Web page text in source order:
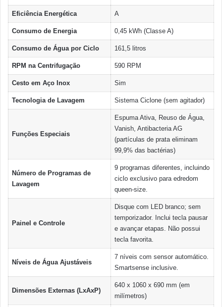
Eficiência Energética A
Consumo de Energia 0,45 kWh (Classe A)
Consumo de Água por Ciclo 161,5 litros
RPM na Centrifugação 590 RPM
Cesto em Aço Inox Sim
Tecnologia de Lavagem Sistema Ciclone (sem agitador)
Funções Especiais
Espuma Ativa, Reuso de Água,
Vanish, Antibacteria AG
(partículas de prata eliminam
99,9% das bactérias)
Número de Programas de
Lavagem
9 programas diferentes, incluindo
ciclo exclusivo para edredom
queen-size.
Painel e Controle
Disque com LED branco; sem
temporizador. Inclui tecla pausar
e avançar etapas. Não possui
tecla favorita.
Níveis de Água Ajustáveis
7 níveis com sensor automático.
Smartsense inclusive.
Dimensões Externas (LxAxP)
640 x 1060 x 690 mm (em
milímetros)